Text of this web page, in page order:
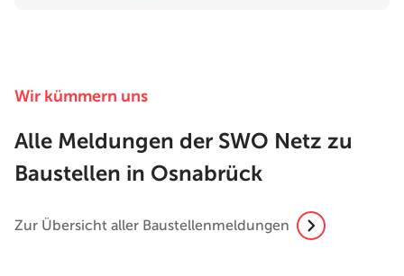
Wir kümmern uns
Alle Meldungen der SWO Netz zu
Baustellen in Osnabrück
Zur Übersicht aller Baustellenmeldungen